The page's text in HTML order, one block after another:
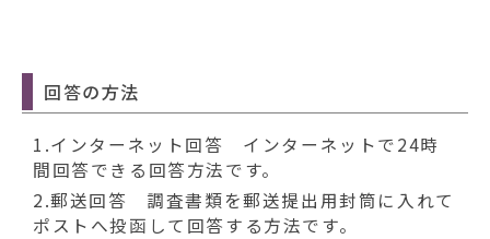
回答の方法
1.インターネット回答 インターネットで24時
間回答できる回答方法です。
2.郵送回答 調査書類を郵送提出用封筒に入れて
ポストへ投函して回答する方法です。